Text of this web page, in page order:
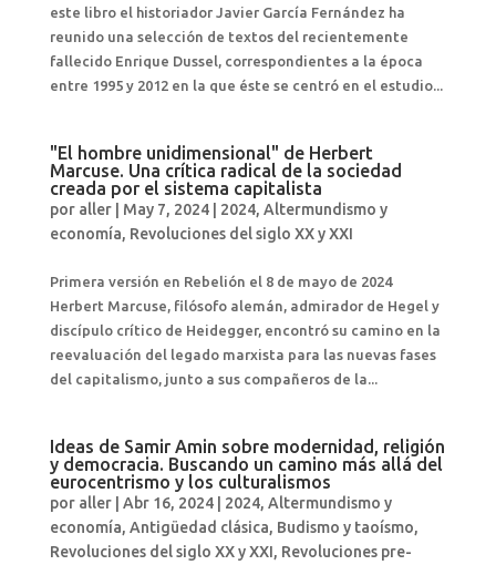
este libro el historiador Javier García Fernández ha
reunido una selección de textos del recientemente
fallecido Enrique Dussel, correspondientes a la época
entre 1995 y 2012 en la que éste se centró en el estudio...
"El hombre unidimensional" de Herbert
Marcuse. Una crítica radical de la sociedad
creada por el sistema capitalista
por aller| May 7, 2024| 2024, Altermundismo y
economía, Revoluciones del siglo XX y XXI
Primera versión en Rebelión el 8 de mayo de 2024
Herbert Marcuse, filósofo alemán, admirador de Hegel y
discípulo crítico de Heidegger, encontró su camino en la
reevaluación del legado marxista para las nuevas fases
del capitalismo, junto a sus compañeros de la...
Ideas de Samir Amin sobre modernidad, religión
y democracia. Buscando un camino más allá del
eurocentrismo y los culturalismos
por aller| Abr 16, 2024| 2024, Altermundismo y
economía, Antigüedad clásica, Budismo y taoísmo,
Revoluciones del siglo XX y XXI, Revoluciones pre-